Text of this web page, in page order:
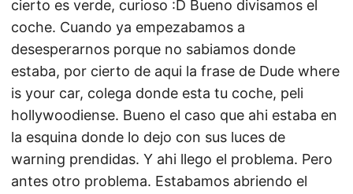
cierto es verde, curioso :D Bueno divisamos el
coche. Cuando ya empezabamos a
desesperarnos porque no sabiamos donde
estaba, por cierto de aqui la frase de Dude where
is your car, colega donde esta tu coche, peli
hollywoodiense. Bueno el caso que ahi estaba en
la esquina donde lo dejo con sus luces de
warning prendidas. Y ahi llego el problema. Pero
antes otro problema. Estabamos abriendo el